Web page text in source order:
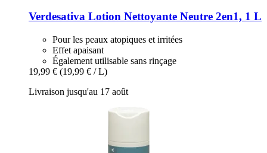
Verdesativa Lotion Nettoyante Neutre 2en1, 1 L
Pour les peaux atopiques et irritées
Effet apaisant
Également utilisable sans rinçage
19,99 € (19,99 € / L)
Livraison jusqu'au 17 août